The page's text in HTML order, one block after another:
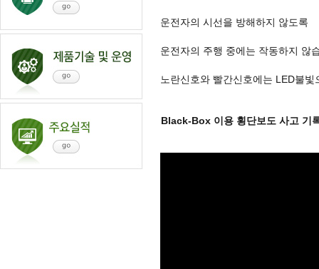
운전자의 시선을 방해하지 않도록
운전자의 주행 중에는 작동하지 않
노란신호와 빨간신호에는 LED불
Black-Box 이용 횡단보도 사고 기